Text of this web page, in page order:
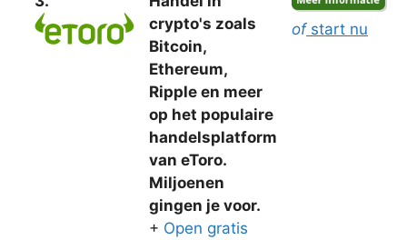
crypto's zoals
Bitcoin,
Ethereum,
Ripple en meer
op het populaire
handelsplatform
van eToro.
Miljoenen
gingen je voor.
+ Open gratis
ofstart nu